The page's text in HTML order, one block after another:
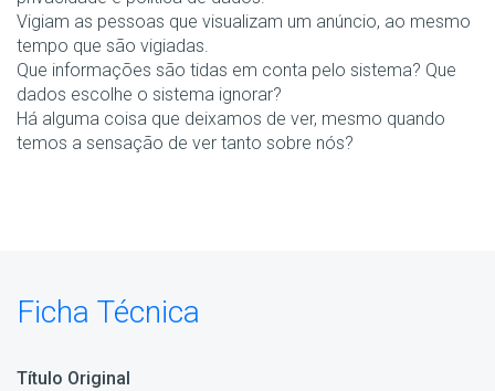
Vigiam as pessoas que visualizam um anúncio, ao mesmo
tempo que são vigiadas.
Que informações são tidas em conta pelo sistema? Que
dados escolhe o sistema ignorar?
Há alguma coisa que deixamos de ver, mesmo quando
temos a sensação de ver tanto sobre nós?
Ficha Técnica
Título Original